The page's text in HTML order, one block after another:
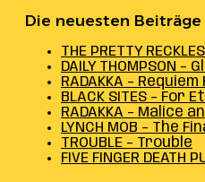
Die neuesten Beiträge
THE PRETTY
DAILY THOMPSON –
RADAKKA –
BLACK SITES – For
RADAKKA – Malice
LYNCH MOB – The
TROUBLE – Trouble
FIVE FINGER DEATH